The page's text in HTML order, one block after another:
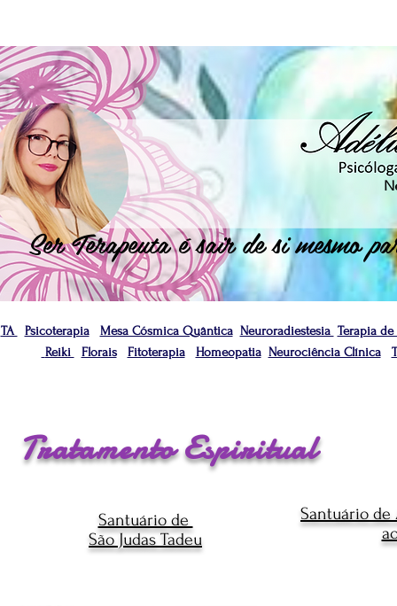
Tratamento Espiritual
Santuário de
São Judas Tadeu
Santuário de
TA Psicoterapia Mesa Cósmica Quântica Neuroradiestesia Terapia de
Reiki
Florais Fitoterapia Homeopatia Neurociência Clínica
Ser Terapeuta é sair de si mesmo